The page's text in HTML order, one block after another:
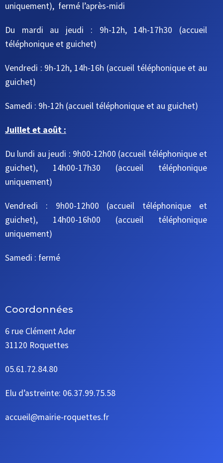
uniquement), fermé l’après-midi
Du mardi au jeudi : 9h-12h, 14h-17h30 (accueil
téléphonique et guichet)
Vendredi : 9h-12h, 14h-16h (accueil téléphonique et au
guichet)
Samedi : 9h-12h (accueil téléphonique et au guichet)
Juillet et août :
Du lundi au jeudi : 9h00-12h00 (accueil téléphonique et
guichet), 14h00-17h30 (accueil téléphonique
uniquement)
Vendredi : 9h00-12h00 (accueil téléphonique et
guichet), 14h00-16h00 (accueil téléphonique
uniquement)
Samedi : fermé
Coordonnées
6 rue Clément Ader
31120 Roquettes
05.61.72.84.80
Elu d’astreinte: 06.37.99.75.58
accueil@mairie-roquettes.fr